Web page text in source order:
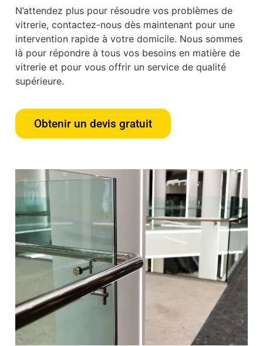
N’attendez plus pour résoudre vos problèmes de
vitrerie, contactez-nous dès maintenant pour une
intervention rapide à votre domicile. Nous sommes
là pour répondre à tous vos besoins en matière de
vitrerie et pour vous offrir un service de qualité
supérieure.
Obtenir un devis gratuit